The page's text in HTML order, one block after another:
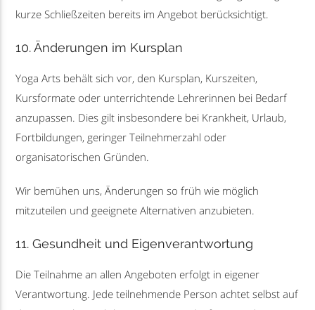
kurze Schließzeiten bereits im Angebot berücksichtigt.
10. Änderungen im Kursplan
Yoga Arts behält sich vor, den Kursplan, Kurszeiten,
Kursformate oder unterrichtende Lehrerinnen bei Bedarf
anzupassen. Dies gilt insbesondere bei Krankheit, Urlaub,
Fortbildungen, geringer Teilnehmerzahl oder
organisatorischen Gründen.
Wir bemühen uns, Änderungen so früh wie möglich
mitzuteilen und geeignete Alternativen anzubieten.
11. Gesundheit und Eigenverantwortung
Die Teilnahme an allen Angeboten erfolgt in eigener
Verantwortung. Jede teilnehmende Person achtet selbst auf